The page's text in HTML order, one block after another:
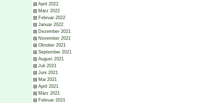
April 2022
März 2022
Februar 2022
Januar 2022
Dezember 2021
November 2021
Oktober 2021
September 2021
August 2021
Juli 2021
Juni 2021
Mai 2021
April 2021
März 2021
Februar 2021